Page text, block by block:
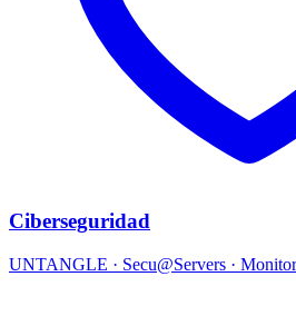
Ciberseguridad
UNTANGLE · Secu@Servers ·